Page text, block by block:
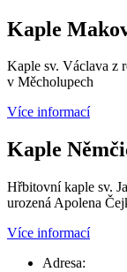
Kaple
Kaple sv. Václava z
v Měcholupech
Více informací
Kaple
Hřbitovní kaple sv.
urozená Apolena
Více informací
Adresa: